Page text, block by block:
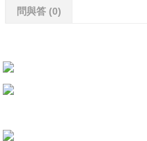
問與答 (0)